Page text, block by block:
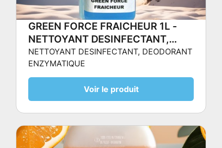
GREEN FORCE FRAICHEUR 1L -
NETTOYANT DESINFECTANT,
DEODORANT ENZYMATIQUE
NETTOYANT DESINFECTANT, DEODORANT
ENZYMATIQUE
Voir le produit